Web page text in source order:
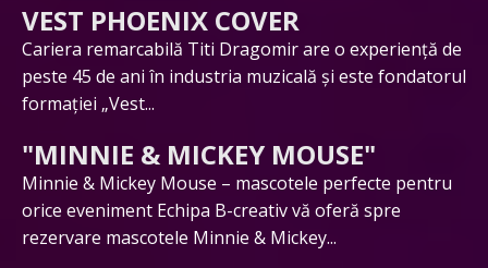
VEST PHOENIX COVER
Cariera remarcabilă Titi Dragomir are o experiență de
peste 45 de ani în industria muzicală și este fondatorul
formației „Vest...
"MINNIE & MICKEY MOUSE"
Minnie & Mickey Mouse – mascotele perfecte pentru
orice eveniment Echipa B-creativ vă oferă spre
rezervare mascotele Minnie & Mickey...